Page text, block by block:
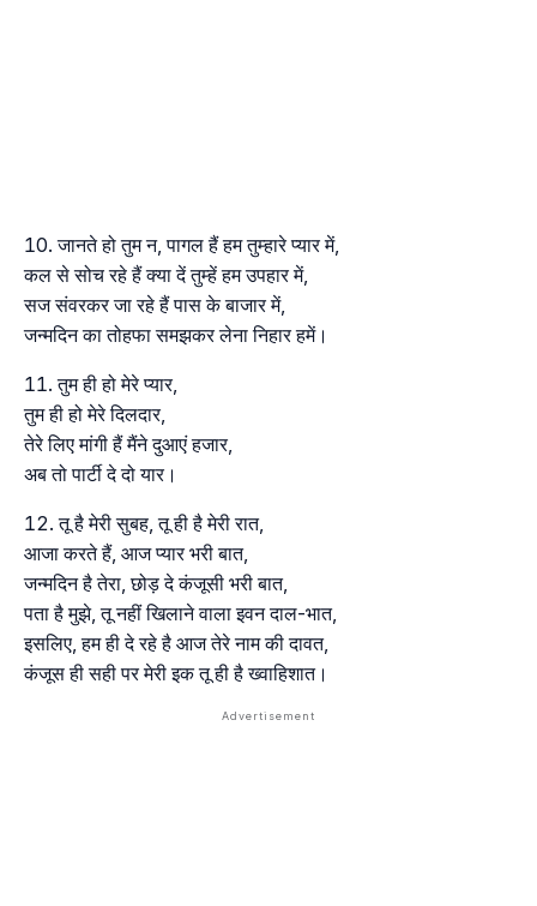
जानते हो तुम न, पागल हैं हम तुम्हारे प्यार में,
कल से सोच रहे हैं क्या दें तुम्हें हम उपहार में,
सज संवरकर जा रहे हैं पास के बाजार में,
जन्मदिन का तोहफा समझकर लेना निहार हमें।
तुम ही हो मेरे प्यार,
तुम ही हो मेरे दिलदार,
तेरे लिए मांगी हैं मैंने दुआएं हजार,
अब तो पार्टी दे दो यार।
तू है मेरी सुबह, तू ही है मेरी रात,
आजा करते हैं, आज प्यार भरी बात,
जन्मदिन है तेरा, छोड़ दे कंजूसी भरी बात,
पता है मुझे, तू नहीं खिलाने वाला इवन दाल-भात,
इसलिए, हम ही दे रहे है आज तेरे नाम की दावत,
कंजूस ही सही पर मेरी इक तू ही है ख्वाहिशात।